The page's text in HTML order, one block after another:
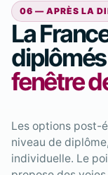
06 — APRÈS LA
La
fenêtre
Les options post-
niveau de
individuelle. Le